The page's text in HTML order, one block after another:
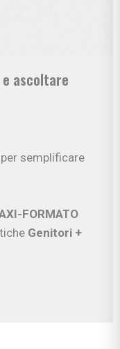
ascoltare
per semplificare
FORMATO
Genitori +